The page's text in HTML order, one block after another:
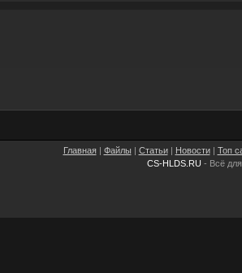
Главная| Файлы | Статьи| Новости| Топ
CS-HLDS.RU - Всё